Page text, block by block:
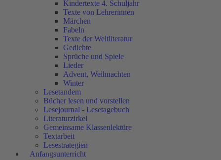
Kindertexte 4. Schuljahr
Texte von Lehrerinnen
Märchen
Fabeln
Texte der Weltliteratur
Gedichte
Sprüche und Spiele
Lieder
Advent, Weihnachten
Winter
Lesetandem
Bücher lesen und vorstellen
Lesejournal - Lesetagebuch
Literaturzirkel
Gemeinsame Klassenlektüre
Textarbeit
Lesestrategien
Anfangsunterricht